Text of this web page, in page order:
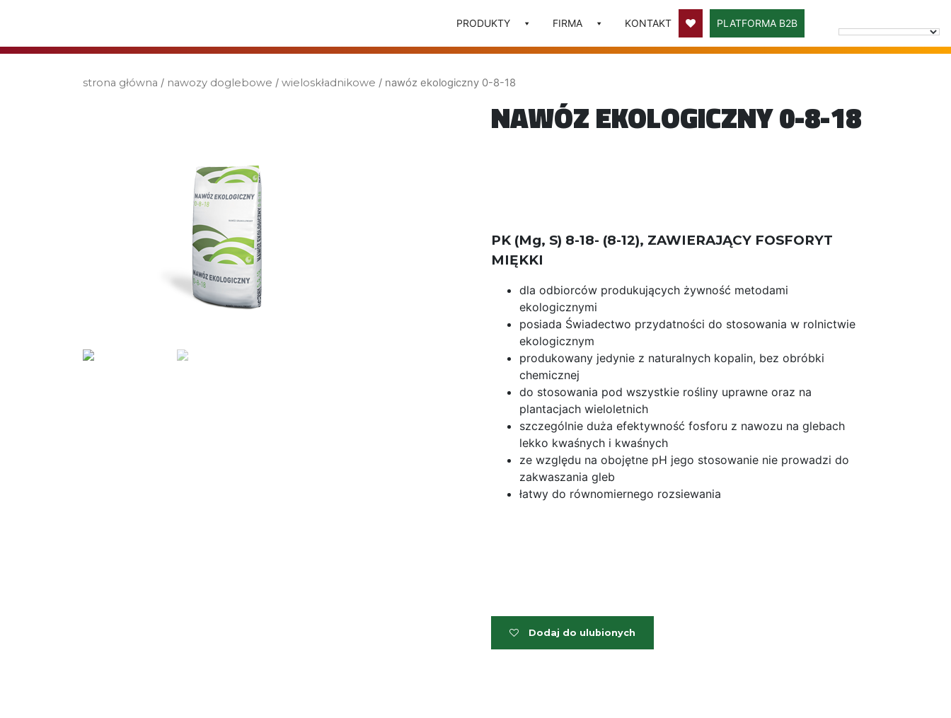
PRODUKTY FIRMA KONTAKT PLATFORMA B2B
strona główna / nawozy doglebowe / wieloskładnikowe / nawóz ekologiczny 0-8-18
NAWÓZ EKOLOGICZNY 0-8-18
PK (Mg, S) 8-18- (8-12), ZAWIERAJĄCY FOSFORYT
MIĘKKI
dla odbiorców produkujących żywność metodami
ekologicznymi
posiada Świadectwo przydatności do stosowania w rolnictwie
ekologicznym
produkowany jedynie z naturalnych kopalin, bez obróbki
chemicznej
do stosowania pod wszystkie rośliny uprawne oraz na
plantacjach wieloletnich
szczególnie duża efektywność fosforu z nawozu na glebach
lekko kwaśnych i kwaśnych
ze względu na obojętne pH jego stosowanie nie prowadzi do
zakwaszania gleb
łatwy do równomiernego rozsiewania
Dodaj do ulubionych